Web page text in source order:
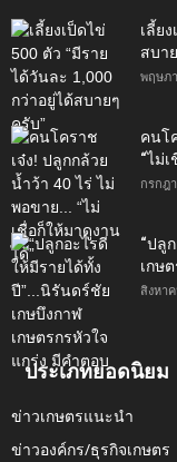
เลี้ย
สบา
พฤษภ
คนโ
“ไม่
กรกฎ
“ปลู
เกษ
สิงหา
ประเภทยอดนิยม
ข่าวเกษตรแนะนำ
ข่าวองค์กร/ธุรกิจเกษตร